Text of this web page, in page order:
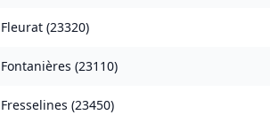
Fleurat (23320)
Fontanières (23110)
Fresselines (23450)